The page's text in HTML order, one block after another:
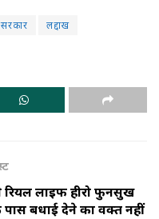
लद्दाख
रियल लाइफ हीरो फुनसुख
बधाई देने का वक्त नहीं